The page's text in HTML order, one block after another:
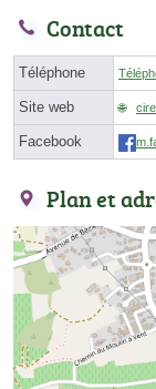
Contact
Téléphone
Site web
Facebook
Plan et